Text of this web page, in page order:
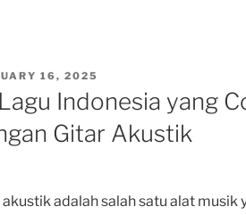
16, 2025
Indonesia yang
Gitar Akustik
akustik adalah salah satu alat musik